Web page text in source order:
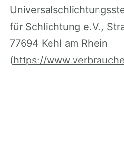
für Schlichtung e.V.,
77694 Kehl am Rhein
(https://